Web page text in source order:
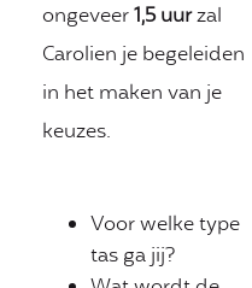
ongeveer1,5 uurzal
Carolien je begeleiden
in het maken van je
keuzes.
Voor welke type
tas ga jij?